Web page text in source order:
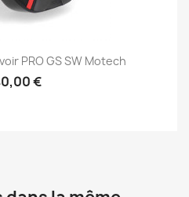
PRO GS SW Motech
€